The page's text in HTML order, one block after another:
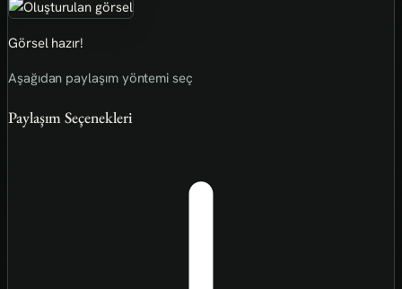
Görsel hazır!
Aşağıdan paylaşım yöntemi seç
Paylaşım Seçenekleri